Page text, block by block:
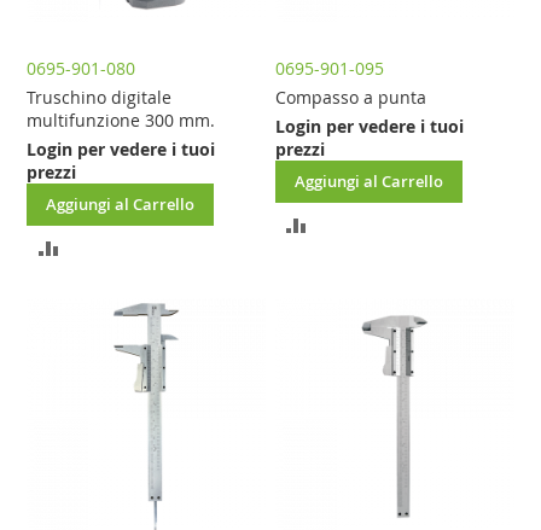
0695-901-080
Truschino digitale
multifunzione 300 mm.
Login per vedere i tuoi
prezzi
Aggiungi al Carrello
AGGIUNGI
CONFRONTO
0695-901-095
Compasso a punta
Login per vedere i tuoi
prezzi
Aggiungi al Carrello